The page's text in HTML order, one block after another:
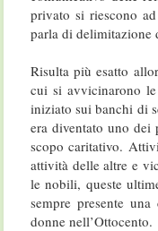
privato si riescono
parla di delimitazione
Risulta più esatto
cui si avvicinarono
iniziato sui banchi di
era diventato uno dei
scopo caritativo.
attività delle altre e
le nobili, queste
sempre presente
donne nell’Ottocento.